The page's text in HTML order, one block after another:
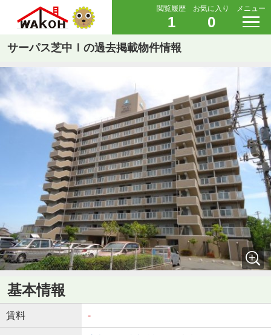
閲覧履歴
1
お気に入り
0
メニュー
サーパス芝中Ⅰの過去掲載物件情報
基本情報
賃料 -